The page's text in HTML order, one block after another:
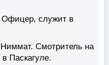
Офицер, служит в
Смотритель на
Паскагуле.